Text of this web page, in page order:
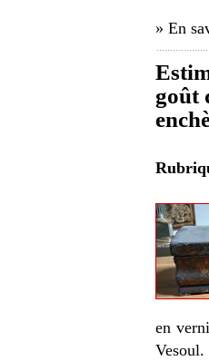
» En
goût
en
Vesoul.